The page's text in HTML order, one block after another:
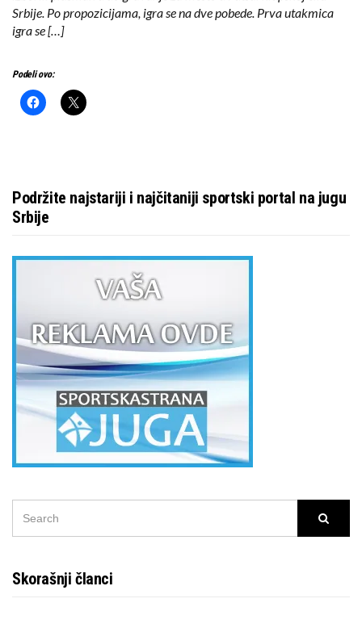
Srbije. Po propozicijama, igra se na dve pobede. Prva utakmica
igra se […]
Podeli ovo:
Podržite najstariji i najčitaniji sportski portal na jugu
Srbije
Skorašnji članci